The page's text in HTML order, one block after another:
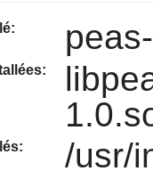
/usr/